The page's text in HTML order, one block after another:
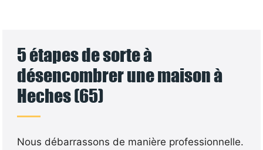
5 étapes de sorte à
désencombrer une maison à
Heches (65)
Nous débarrassons de manière professionnelle.